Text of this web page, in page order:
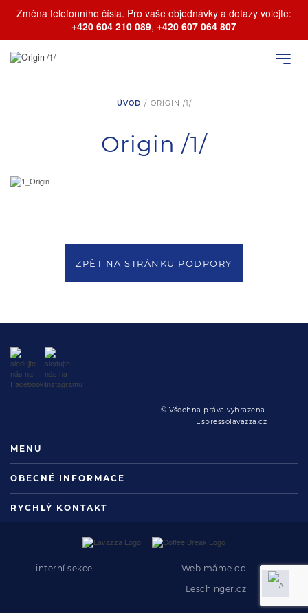
Změna telefonního čísla. Pro vaše objednávky a dotazy volejte:
+420 604 210 089, +420 607 064 807
ÚVOD / ORIGIN /1/
Origin /1/
ZPĚT NA STRÁNKU PODPORY
© Všechna práva vyhrazena.
Espressolavazza.cz
MENU
OBECNÉ INFORMACE
RYCHLÝ KONTAKT
interní sekce
Web máme od
Leschinger.cz